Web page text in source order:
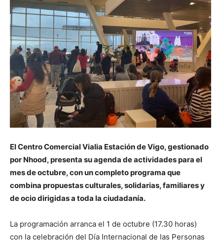
El Centro Comercial Vialia Estación de Vigo, gestionado
por Nhood, presenta su agenda de actividades para el
mes de octubre, con un completo programa que
combina propuestas culturales, solidarias, familiares y
de ocio dirigidas a toda la ciudadanía.
La programación arranca el 1 de octubre (17.30 horas)
con la celebración del Día Internacional de las Personas